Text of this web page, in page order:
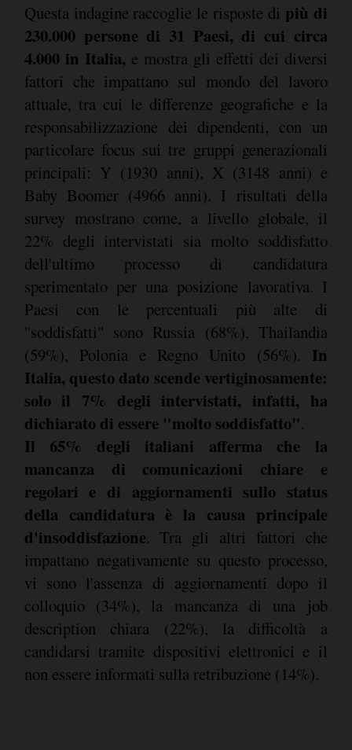
Questa indagine raccoglie le risposte di più di
230.000 persone di 31 Paesi, di cui circa
4.000 in Italia, e mostra gli effetti dei diversi
fattori che impattano sul mondo del lavoro
attuale, tra cui le differenze geografiche e la
responsabilizzazione dei dipendenti, con un
particolare focus sui tre gruppi generazionali
principali: Y (1930 anni), X (3148 anni) e
Baby Boomer (4966 anni). I risultati della
survey mostrano come, a livello globale, il
22% degli intervistati sia molto soddisfatto
dell'ultimo processo di candidatura
sperimentato per una posizione lavorativa. I
Paesi con le percentuali più alte di
"soddisfatti" sono Russia (68%), Thailandia
(59%), Polonia e Regno Unito (56%). In
Italia, questo dato scende vertiginosamente:
solo il 7% degli intervistati, infatti, ha
dichiarato di essere "molto soddisfatto".
Il 65% degli italiani afferma che la
mancanza di comunicazioni chiare e
regolari e di aggiornamenti sullo status
della candidatura è la causa principale
d'insoddisfazione. Tra gli altri fattori che
impattano negativamente su questo processo,
vi sono l'assenza di aggiornamenti dopo il
colloquio (34%), la mancanza di una job
description chiara (22%), la difficoltà a
candidarsi tramite dispositivi elettronici e il
non essere informati sulla retribuzione (14%).